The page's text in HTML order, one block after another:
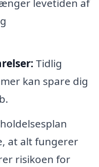
levetiden af
Tidlig
kan spare dig
at alt fungerer
risikoen for